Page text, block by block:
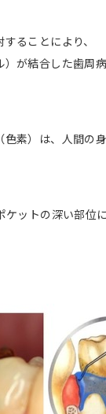
ることにより、
）が結合した歯周
色素）は、人間の
ケットの深い部位